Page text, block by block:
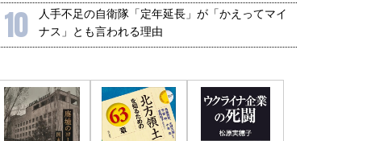
10
人手不足の自衛隊「定年延長」が「かえってマイ
ナス」とも言われる理由